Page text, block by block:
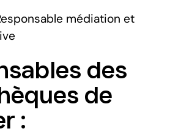
médiation et
des
de
: